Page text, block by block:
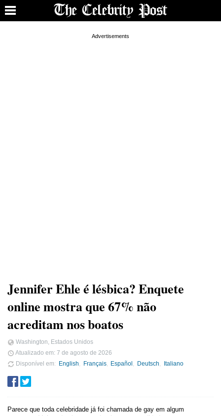
Jennifer Ehle é lésbica? Enquete
online mostra que 67% não
acreditam nos boatos
Washington, Estados Unidos
Atualizado em: 7 de agosto de 2026
Disponível em
English Français Español Deutsch Italiano
Parece que toda celebridade já foi chamada de gay em algum